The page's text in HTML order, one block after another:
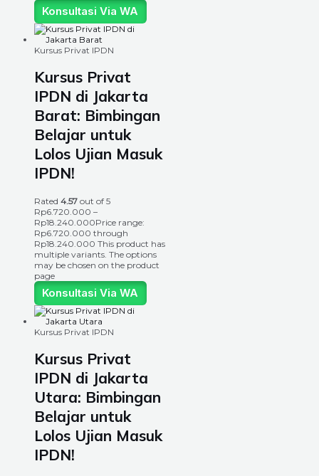
Konsultasi Via WA
Kursus Privat IPDN
Kursus Privat
IPDN di Jakarta
Barat: Bimbingan
Belajar untuk
Lolos Ujian Masuk
IPDN!
Rated 4.57 out of 5
Rp6.720.000 –
Rp18.240.000Price range:
Rp6.720.000 through
Rp18.240.000 This product has
multiple variants. The options
may be chosen on the product
page
Konsultasi Via WA
Kursus Privat IPDN
Kursus Privat
IPDN di Jakarta
Utara: Bimbingan
Belajar untuk
Lolos Ujian Masuk
IPDN!